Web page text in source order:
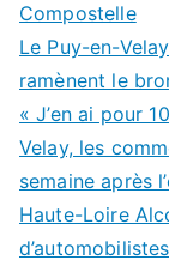
Compostelle
Le Puy-en-
ramènent le
« J’en ai pour
Velay, les
semaine après
Haute-Loire